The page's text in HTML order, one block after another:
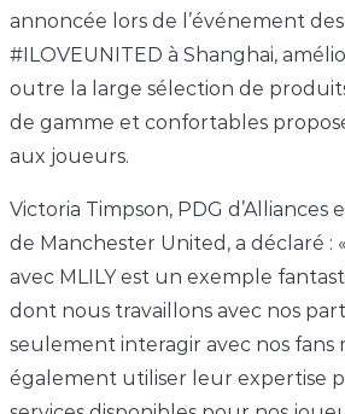
annoncée lors de l’événement
#ILOVEUNITED à Shanghai,
outre la large sélection de
de gamme et confortables
aux joueurs.
Victoria Timpson, PDG d’Alliances
de Manchester United, a déclaré :
avec MLILY est un exemple
dont nous travaillons avec nos
seulement interagir avec nos fans
également utiliser leur expertise